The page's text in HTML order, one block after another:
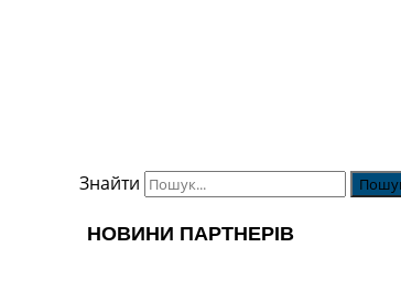
Знайти